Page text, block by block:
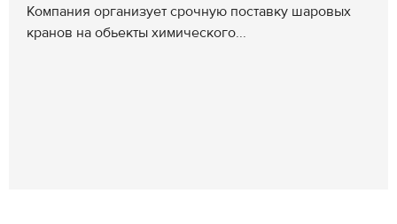
Компания организует срочную поставку шаровых
кранов на обьекты химического...